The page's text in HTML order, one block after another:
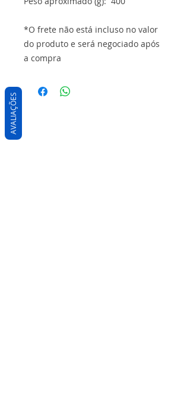
*O frete não está incluso no valor
do produto e será negociado após
a compra
AVALIAÇÕES